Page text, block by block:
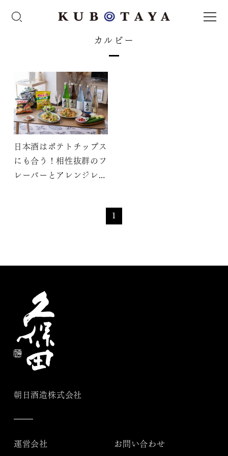
カルビー
日本酒はポテトチップス
にも合う！相性抜群のフ
レーバーとアレンジレシ
1
朝日酒造株式会社
運営会社 お問い合わせ